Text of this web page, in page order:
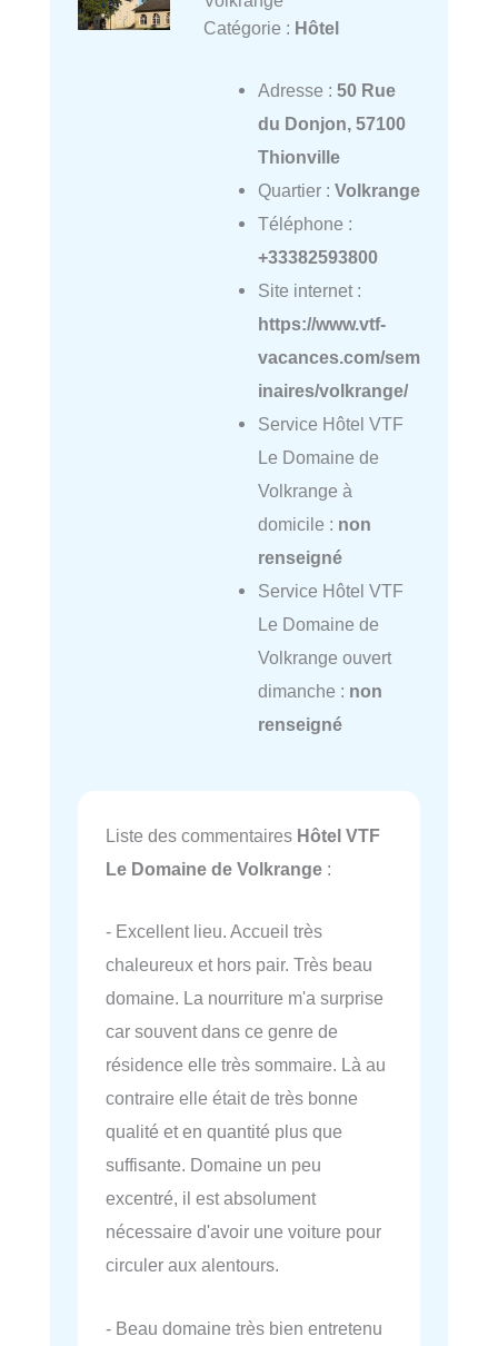
Catégorie : Hôtel
Adresse : 50 Rue
du Donjon, 57100
Thionville
Quartier : Volkrange
Téléphone :
+33382593800
Site internet :
https://www.vtf-
vacances.com/sem
inaires/volkrange/
Service Hôtel VTF
Le Domaine de
Volkrange à
domicile : non
renseigné
Service Hôtel VTF
Le Domaine de
Volkrange ouvert
dimanche : non
renseigné
Liste des commentaires Hôtel VTF
Le Domaine de Volkrange :
- Excellent lieu. Accueil très
chaleureux et hors pair. Très beau
domaine. La nourriture m'a surprise
car souvent dans ce genre de
résidence elle très sommaire. Là au
contraire elle était de très bonne
qualité et en quantité plus que
suffisante. Domaine un peu
excentré, il est absolument
nécessaire d'avoir une voiture pour
circuler aux alentours.
- Beau domaine très bien entretenu